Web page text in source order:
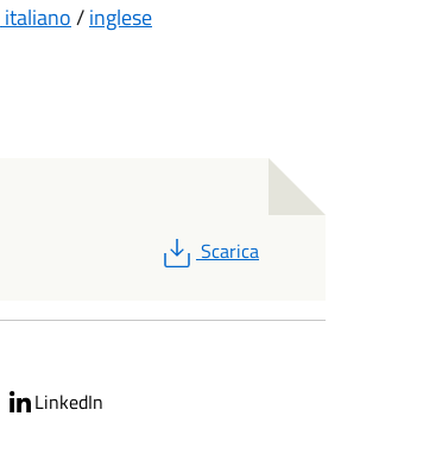
italiano/inglese
PDF
Scarica
LinkedIn